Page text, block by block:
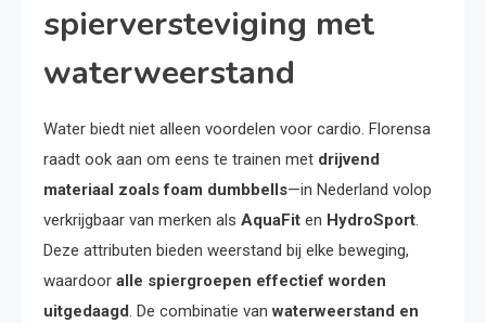
spierversteviging met
waterweerstand
Water biedt niet alleen voordelen voor cardio. Florensa
raadt ook aan om eens te trainen met drijvend
materiaal zoals foam dumbbells—in Nederland volop
verkrijgbaar van merken als AquaFit en HydroSport.
Deze attributen bieden weerstand bij elke beweging,
waardoor alle spiergroepen effectief worden
uitgedaagd. De combinatie vanwaterweerstand en